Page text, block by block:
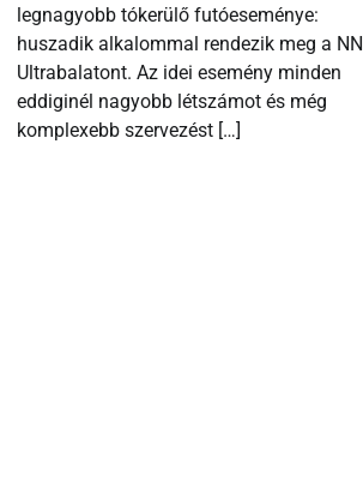
legnagyobb tókerülő futóeseménye:
huszadik alkalommal rendezik meg a NN
Ultrabalatont. Az idei esemény minden
eddiginél nagyobb létszámot és még
komplexebb szervezést […]